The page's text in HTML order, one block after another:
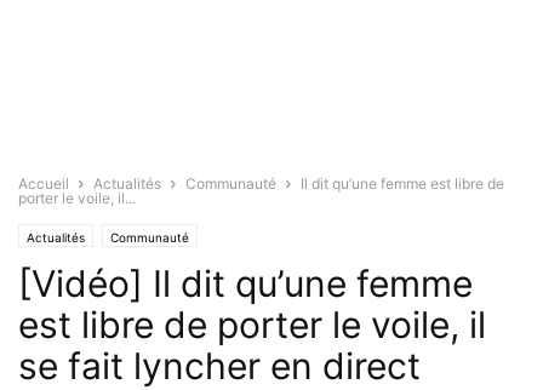
Accueil Actualités Communauté
Il dit qu’une femme est libre de
porter le voile, il...
Actualités Communauté
[Vidéo] Il dit qu’une femme
est libre de porter le voile, il
se fait lyncher en direct